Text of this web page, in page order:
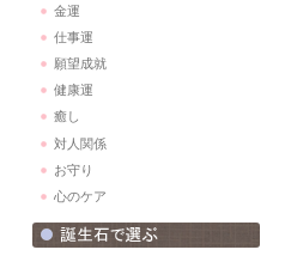
金運
仕事運
願望成就
健康運
癒し
対人関係
お守り
心のケア